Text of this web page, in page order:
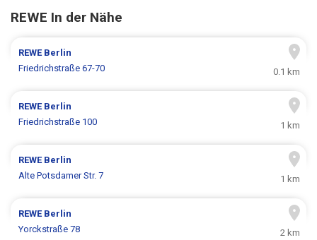
REWE In der Nähe
REWE Berlin
Friedrichstraße 67-70
0.1 km
REWE Berlin
Friedrichstraße 100
1 km
REWE Berlin
Alte Potsdamer Str. 7
1 km
REWE Berlin
Yorckstraße 78
2 km